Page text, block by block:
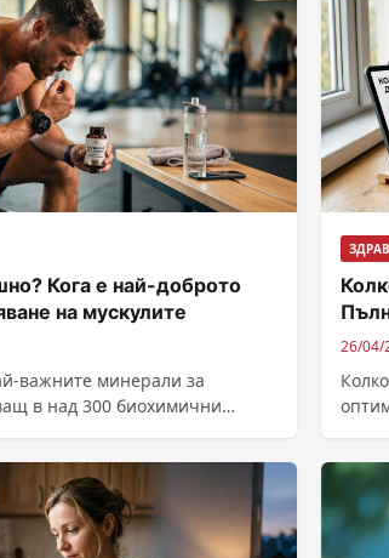
Кога е най-доброто
на мускулите
важните минерали за
в над 300 биохимични
26/04/